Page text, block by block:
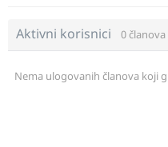
Aktivni korisnici 0 članova
Nema ulogovanih članova koji